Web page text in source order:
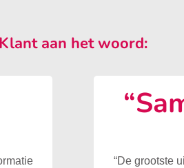
Klant aan het woord:
“De grootste